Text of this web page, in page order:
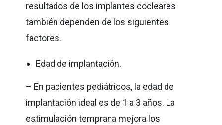
resultados de los implantes cocleares
también dependen de los siguientes
factores.
Edad de implantación.
– En pacientes pediátricos, la edad de
implantación ideal es de 1 a 3 años. La
estimulación temprana mejora los